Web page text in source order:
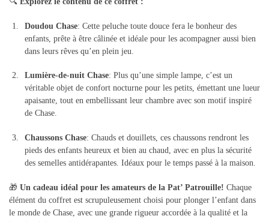
Doudou Chase: Cette peluche toute douce fera le bonheur des
enfants, prête à être câlinée et idéale pour les acompagner aussi bien
dans leurs rêves qu’en plein jeu.
Lumière-de-nuit Chase: Plus qu’une simple lampe, c’est un
véritable objet de confort nocturne pour les petits, émettant une lueur
apaisante, tout en embellissant leur chambre avec son motif inspiré
de Chase.
Chaussons Chase: Chauds et douillets, ces chaussons rendront les
pieds des enfants heureux et bien au chaud, avec en plus la sécurité
des semelles antidérapantes. Idéaux pour le temps passé à la maison.
🎁 Un cadeau idéal pour les amateurs de la Pat’ Patrouille! Chaque
élément du coffret est scrupuleusement choisi pour plonger l’enfant dans
le monde de Chase, avec une grande rigueur accordée à la qualité et la